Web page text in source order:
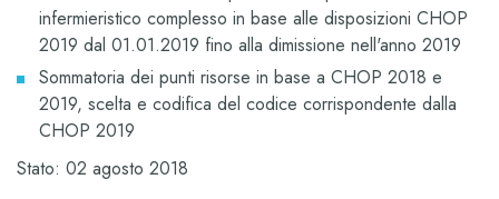
infermieristico complesso in base alle disposizioni CHOP
2019 dal 01.01.2019 fino alla dimissione nell'anno 2019
Sommatoria dei punti risorse in base a CHOP 2018 e
2019, scelta e codifica del codice corrispondente dalla
CHOP 2019
Stato: 02 agosto 2018